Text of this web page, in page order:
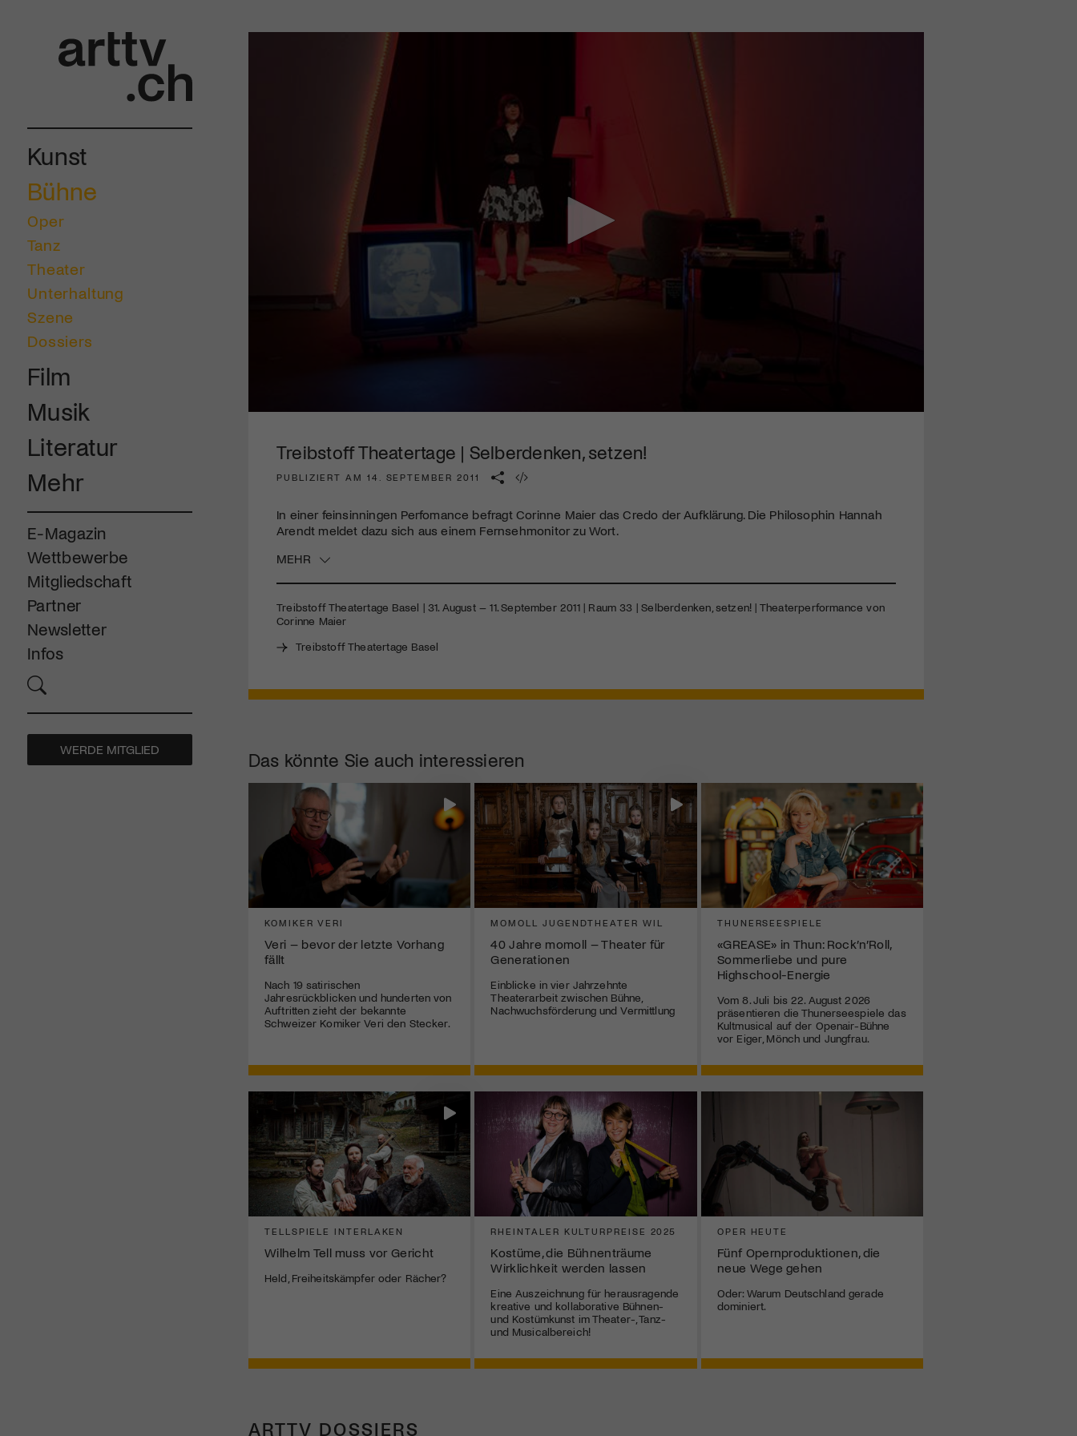
Kunst
Bühne
Oper
Tanz
Theater
Unterhaltung
Szene
Dossiers
Film
Musik
Literatur
Mehr
E-Magazin
Wettbewerbe
Mitgliedschaft
Partner
Newsletter
Infos
WERDE MITGLIED
Treibstoff Theatertage | Selberdenken, setzen!
PUBLIZIERT AM 14. SEPTEMBER 2011
In einer feinsinningen Perfomance befragt Corinne Maier das Credo der Aufklärung. Die Philosophin Hannah
Arendt meldet dazu sich aus einem Fernsehmonitor zu Wort.
MEHR
Treibstoff Theatertage Basel | 31. August – 11. September 2011 | Raum 33 | Selberdenken, setzen! | Theaterperformance von
Corinne Maier
Treibstoff Theatertage Basel
Das könnte Sie auch interessieren
KOMIKER VERI
Veri – bevor der letzte Vorhang
fällt
Nach 19 satirischen
Jahresrückblicken und hunderten von
Auftritten zieht der bekannte
Schweizer Komiker Veri den Stecker.
MOMOLL JUGENDTHEATER WIL
40 Jahre momoll – Theater für
Generationen
Einblicke in vier Jahrzehnte
Theaterarbeit zwischen Bühne,
Nachwuchsförderung und Vermittlung
THUNERSEESPIELE
«GREASE» in Thun: Rock’n’Roll,
Sommerliebe und pure
Highschool-Energie
Vom 8. Juli bis 22. August 2026
präsentieren die Thunerseespiele das
Kultmusical auf der Openair-Bühne
vor Eiger, Mönch und Jungfrau.
TELLSPIELE INTERLAKEN
Wilhelm Tell muss vor Gericht
Held, Freiheitskämpfer oder Rächer?
RHEINTALER KULTURPREISE 2025
Kostüme, die Bühnenträume
Wirklichkeit werden lassen
Eine Auszeichnung für herausragende
kreative und kollaborative Bühnen-
und Kostümkunst im Theater-, Tanz-
und Musicalbereich!
OPER HEUTE
Fünf Opernproduktionen, die
neue Wege gehen
Oder: Warum Deutschland gerade
dominiert.
ARTTV DOSSIERS
Mach mit: «Be Part of the Art»!
diversen Kulturevents.
Jetzt Mitglied werden